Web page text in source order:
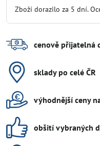
Zboží dorazilo za 5 dní.
cenově přijatelná
sklady po celé ČR
výhodnější ceny
obšití vybraných